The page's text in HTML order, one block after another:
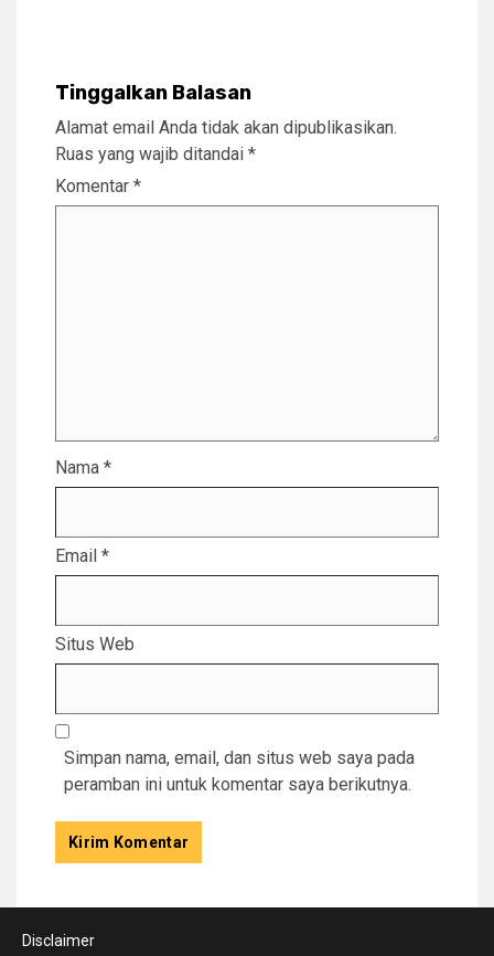
Tinggalkan Balasan
Alamat email Anda tidak akan dipublikasikan.
Ruas yang wajib ditandai *
Komentar *
Nama *
Email *
Situs Web
Simpan nama, email, dan situs web saya pada
peramban ini untuk komentar saya berikutnya.
Disclaimer